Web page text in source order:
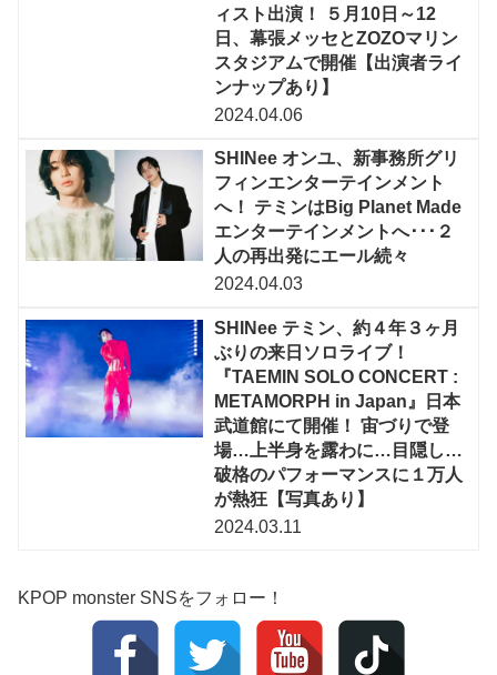
ィスト出演！ ５月10日～12
日、幕張メッセとZOZOマリン
スタジアムで開催【出演者ライ
ンナップあり】
2024.04.06
SHINee オンユ、新事務所グリ
フィンエンターテインメント
へ！ テミンはBig Planet Made
エンターテインメントへ･･･２
人の再出発にエール続々
2024.04.03
SHINee テミン、約４年３ヶ月
ぶりの来日ソロライブ！
『TAEMIN SOLO CONCERT :
METAMORPH in Japan』日本
武道館にて開催！ 宙づりで登
場…上半身を露わに…目隠し…
破格のパフォーマンスに１万人
が熱狂【写真あり】
2024.03.11
KPOP monster SNSをフォロー！